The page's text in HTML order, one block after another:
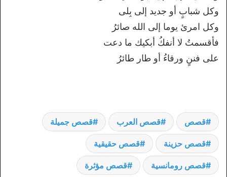
وكل شبابٍ أو جديد إلى بِلى
وكل امرئ يوما إلى الله صائرُ
فأقسمتُ لا أنفكُ أبكيك ما دعت
على فننٍ ورقاءُ أو طار طائرُ
قصص قصص العرب قصص جميلة
قصص حزينة قصص حقيقية
قصص رومانسية قصص مؤثرة